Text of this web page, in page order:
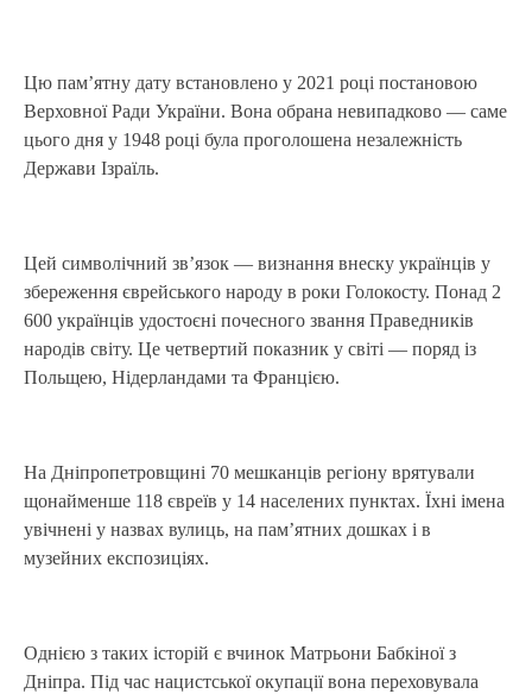
Цю пам’ятну дату встановлено у 2021 році постановою
Верховної Ради України. Вона обрана невипадково — саме
цього дня у 1948 році була проголошена незалежність
Держави Ізраїль.
Цей символічний зв’язок — визнання внеску українців у
збереження єврейського народу в роки Голокосту. Понад 2
600 українців удостоєні почесного звання Праведників
народів світу. Це четвертий показник у світі — поряд із
Польщею, Нідерландами та Францією.
На Дніпропетровщині 70 мешканців регіону врятували
щонайменше 118 євреїв у 14 населених пунктах. Їхні імена
увічнені у назвах вулиць, на пам’ятних дошках і в
музейних експозиціях.
Однією з таких історій є вчинок Матрьони Бабкіної з
Дніпра. Під час нацистської окупації вона переховувала